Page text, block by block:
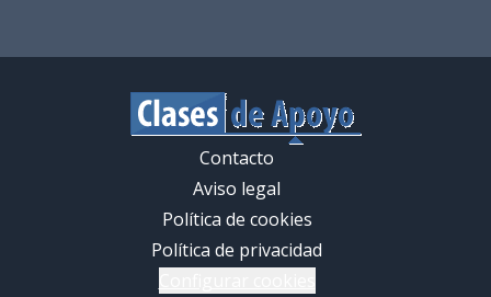
Contacto
Aviso legal
Política de cookies
Política de privacidad